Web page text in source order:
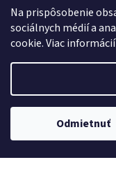
Na prispôsobenie
sociálnych médií a
cookie. Viac informácií
Odmietnuť
PRIHLÁSIŤ SA
Nová registrácia
Copyright 2026